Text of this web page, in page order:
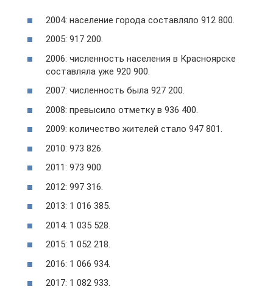
2004: население города составляло 912 800.
2005: 917 200.
2006: численность населения в Красноярске
составляла уже 920 900.
2007: численность была 927 200.
2008: превысило отметку в 936 400.
2009: количество жителей стало 947 801.
2010: 973 826.
2011: 973 900.
2012: 997 316.
2013: 1 016 385.
2014: 1 035 528.
2015: 1 052 218.
2016: 1 066 934.
2017: 1 082 933.